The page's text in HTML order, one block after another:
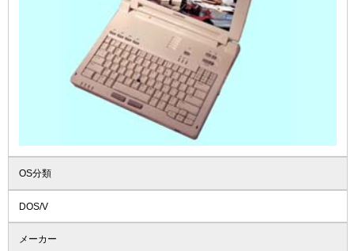
OS分類
DOS/V
メーカー